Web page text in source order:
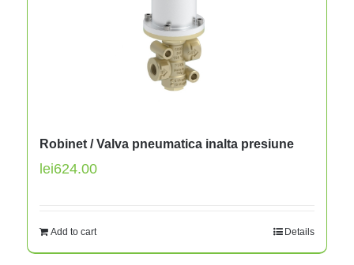
Robinet / Valva pneumatica inalta presiune
lei624.00
Add to cart Details